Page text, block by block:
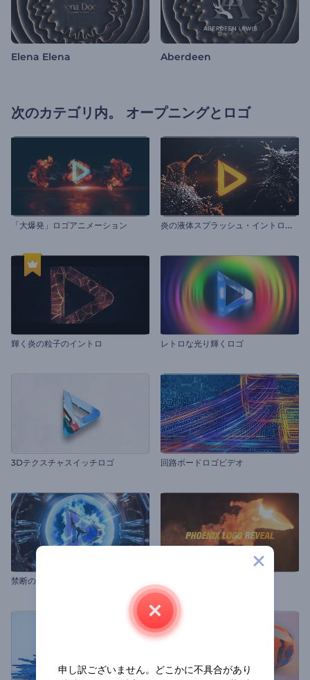
Elena Elena Aberdeen
次のカテゴリ内。 オープニングとロゴ
「大爆発」ロゴアニメーション 炎
の液体スプラッシュ・イントロ動画
輝く炎の粒子のイントロ レトロな光り輝くロゴ
3Dテクスチャスイッチロゴ 回路ボードロゴビデオ
禁断のバイオラボ序章
申し訳ございません。どこかに不具合があり